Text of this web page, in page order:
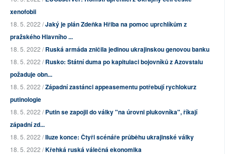
xenofobii
18. 5. 2022 /Jaký je plán Zdeňka Hřiba na pomoc uprchlíkům z
pražského Hlavního ...
18. 5. 2022 /Ruská armáda zničila jedinou ukrajinskou genovou banku
18. 5. 2022 /Rusko: Státní duma po kapitulaci bojovníků z Azovstalu
požaduje obn...
18. 5. 2022 /Západní zastánci appeasementu potřebují rychlokurz
putinologie
18. 5. 2022 /Putin se zapojil do války "na úrovni plukovníka", říkají
západní zd...
18. 5. 2022 /Iluze konce: Čtyři scénáře průběhu ukrajinské války
18. 5. 2022 /Křehká ruská válečná ekonomika